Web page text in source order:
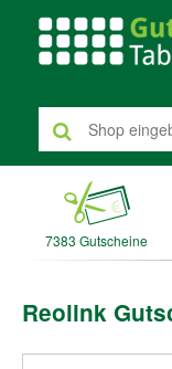
7383 Gutscheine
Reolink